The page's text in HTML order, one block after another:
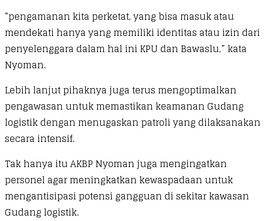
“pengamanan kita perketat, yang bisa masuk atau
mendekati hanya yang memiliki identitas atau izin dari
penyelenggara dalam hal ini KPU dan Bawaslu,” kata
Nyoman.
Lebih lanjut pihaknya juga terus mengoptimalkan
pengawasan untuk memastikan keamanan Gudang
logistik dengan menugaskan patroli yang dilaksanakan
secara intensif.
Tak hanya itu AKBP Nyoman juga mengingatkan
personel agar meningkatkan kewaspadaan untuk
mengantisipasi potensi gangguan di sekitar kawasan
Gudang logistik.